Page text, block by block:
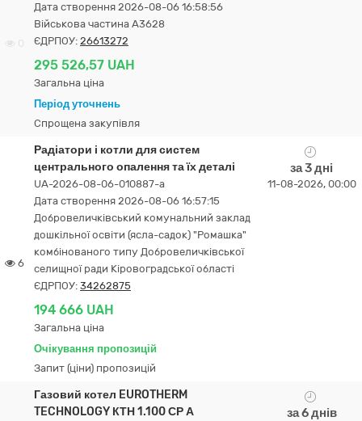
Дата створення 2026-08-06 16:58:56
Військова частина А3628
ЄДРПОУ: 26613272
295 526,57 UAH
Загальна ціна
Період уточнень
Спрощена закупівля
6
Радіатори і котли для систем
центрального опалення та їх деталі
UA-2026-08-06-010887-a
Дата створення 2026-08-06 16:57:15
Добровеличківський комунальний заклад
дошкільної освіти (ясла-садок) "Ромашка"
комбінованого типу Добровеличківської
селищної ради Кіровоградської області
ЄДРПОУ: 34262875
194 666 UAH
Загальна ціна
Очікування пропозицій
Запит (ціни) пропозицій
за 3 дні
11-08-2026, 00:00
Газовий котел EUROTHERM
TECHNOLOGY КТН 1.100 СР А
за 6 днів